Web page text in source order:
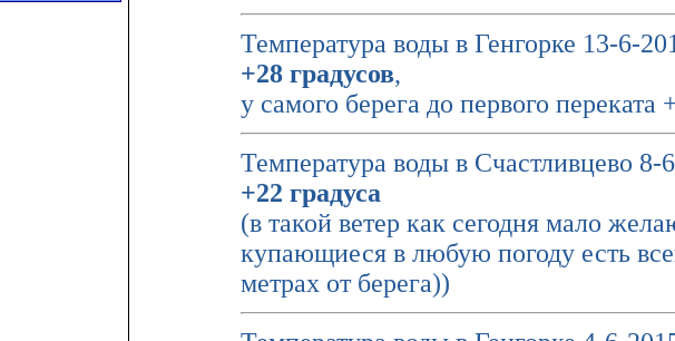
Температура воды в Генгорке 13-6-
+28 градусов,
у самого берега до первого переката
Температура воды в Счастливцево 8-
+22 градуса
(в такой ветер как сегодня мало
купающиеся в любую погоду есть
метрах от берега))